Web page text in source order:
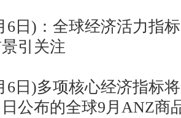
)：全球经济活力指标
引关注
)多项核心经济指标将
公布的全球9月ANZ商